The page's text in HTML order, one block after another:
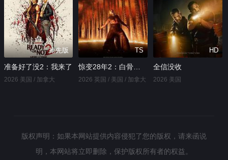
抢先版
准备好了没2：我来了
2026 美国 / 加拿大
TS
惊变28年2：白骨圣殿
2026 英国 / 美国 / 加拿大
HD
全信没收
2026 美国
版权声明：如果本网站提供内容侵犯了您的版权，请来函说
明，本网站将立即删除，保护版权所有者的权益。